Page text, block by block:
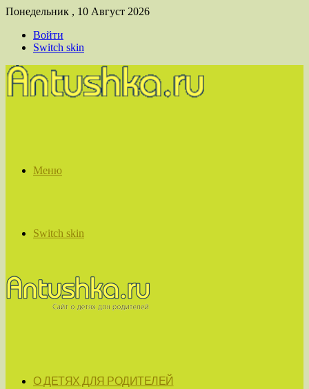
Понедельник , 10 Август 2026
Войти
Switch skin
Меню
Switch skin
О ДЕТЯХ ДЛЯ РОДИТЕЛЕЙ